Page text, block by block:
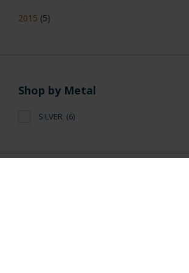
2015 (5)
Shop by Metal
SILVER (6)